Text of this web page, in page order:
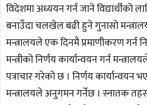
विदेशमा अध्ययन गर्न जाने विद्यार्थीको
बनाउँदा चलखेल बढी हुने गुनासो
मन्त्रालयले एक दिनमै प्रमाणीकरण गर्न
मन्त्रीको निर्णय कार्यान्वयन गर्न
पत्राचार गरेको छ । निर्णय कार्यान्वयन
मन्त्रालयले अनुगमन गर्नेछ । स्नातक